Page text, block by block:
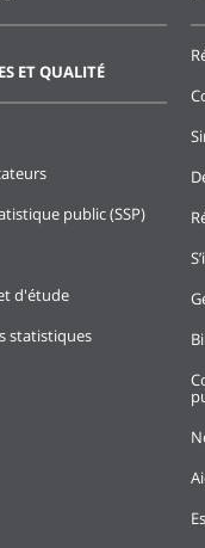
ET QUALITÉ
public (SSP)
d'étude
statistiques